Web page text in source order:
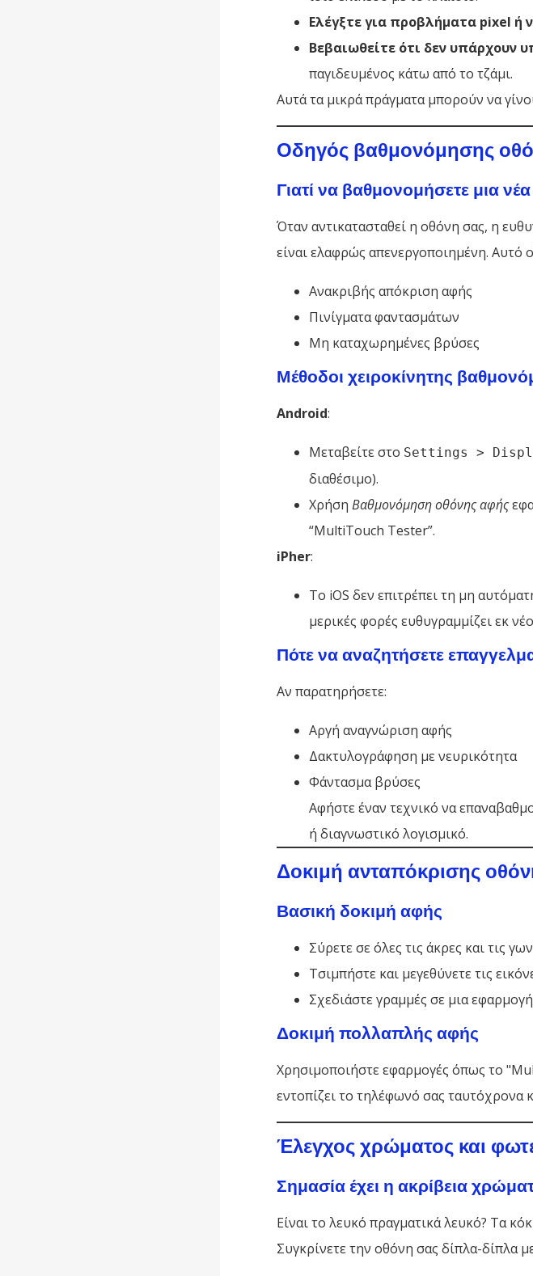
Ελέγξτε για προβλήματα pixel ή
Βεβαιωθείτε ότι δεν υπάρχουν
παγιδευμένος κάτω από το τζάμι.
Αυτά τα μικρά πράγματα μπορούν να
Οδηγός βαθμονόμησης
Γιατί να βαθμονομήσετε μια
Όταν αντικατασταθεί η οθόνη σας, η
είναι ελαφρώς απενεργοποιημένη. Αυτό
Ανακριβής απόκριση αφής
Πινίγματα φαντασμάτων
Μη καταχωρημένες βρύσες
Μέθοδοι χειροκίνητης
Android:
Μεταβείτε στο Settings >
διαθέσιμο).
Χρήση Βαθμονόμηση οθόνης αφής
“MultiTouch Tester”.
iPher:
Το iOS δεν επιτρέπει τη μη
μερικές φορές ευθυγραμμίζει εκ
Πότε να αναζητήσετε
Αν παρατηρήσετε:
Αργή αναγνώριση αφής
Δακτυλογράφηση με νευρικότητα
Φάντασμα βρύσες
Αφήστε έναν τεχνικό να
ή διαγνωστικό λογισμικό.
Δοκιμή ανταπόκρισης
Βασική δοκιμή αφής
Σύρετε σε όλες τις άκρες και τις
Τσιμπήστε και μεγεθύνετε τις
Σχεδιάστε γραμμές σε μια
Δοκιμή πολλαπλής αφής
Χρησιμοποιήστε εφαρμογές όπως το
εντοπίζει το τηλέφωνό σας ταυτόχρονα
Έλεγχος χρώματος και
Σημασία έχει η ακρίβεια
Είναι το λευκό πραγματικά λευκό? Τα
Συγκρίνετε την οθόνη σας δίπλα-δίπλα